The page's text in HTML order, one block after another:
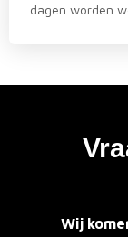
dagen worden
Wij